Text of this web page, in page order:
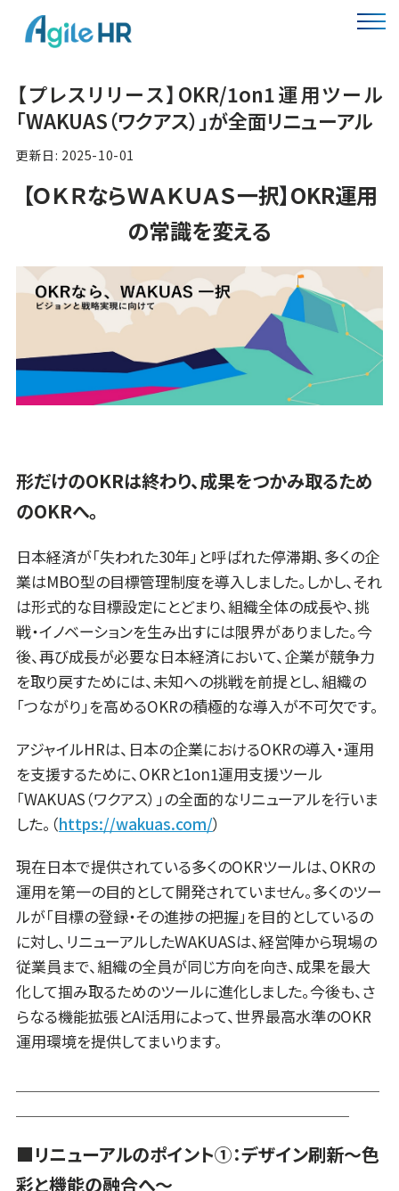
【プレスリリース】OKR/1on1運用ツール
「WAKUAS（ワクアス）」が全面リニューアル
更新日: 2025-10-01
【ＯＫＲならＷＡＫＵＡＳ一択】OKR運用
の常識を変える
形だけのOKRは終わり、成果をつかみ取るため
のOKRへ。
日本経済が「失われた30年」と呼ばれた停滞期、多くの企
業はMBO型の目標管理制度を導入しました。しかし、それ
は形式的な目標設定にとどまり、組織全体の成長や、挑
戦・イノベーションを生み出すには限界がありました。今
後、再び成長が必要な日本経済において、企業が競争力
を取り戻すためには、未知への挑戦を前提とし、組織の
「つながり」を高めるOKRの積極的な導入が不可欠です。
アジャイルHRは、日本の企業におけるOKRの導入・運用
を支援するために、OKRと1on1運用支援ツール
「WAKUAS（ワクアス）」の全面的なリニューアルを行いま
した。（https://wakuas.com/）
現在日本で提供されている多くのOKRツールは、OKRの
運用を第一の目的として開発されていません。多くのツー
ルが「目標の登録・その進捗の把握」を目的としているの
に対し、リニューアルしたWAKUASは、経営陣から現場の
従業員まで、組織の全員が同じ方向を向き、成果を最大
化して掴み取るためのツールに進化しました。今後も、さ
らなる機能拡張とAI活用によって、世界最高水準のOKR
運用環境を提供してまいります。
■リニューアルのポイント①：デザイン刷新～色
彩と機能の融合へ～